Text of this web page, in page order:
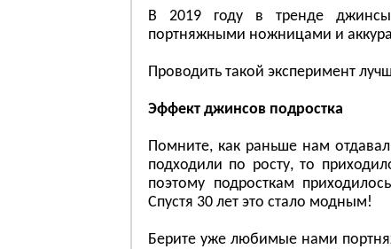
В 2019 году в тренде
портняжными ножницами и
Проводить такой эксперимент
Эффект джинсов подростка
Помните, как раньше нам
подходили по росту, то
поэтому подросткам
Спустя 30 лет это стало модным!
Берите уже любимые нами